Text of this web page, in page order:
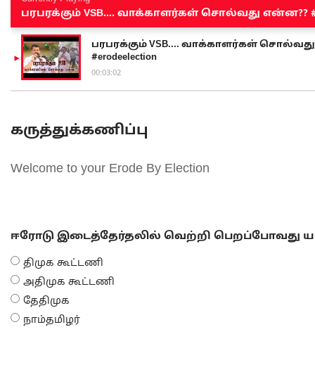
பரபரக்கும் VSB.... வாக்காளர்கள் சொல்வது என்ன??
பரபரக்கும் VSB.... வாக்காளர்கள் சொல்வது
#erodeelection
00:03:02
கருத்துக்கணிப்பு
Welcome to your Erode By Election
ஈரோடு இடைத்தேர்தலில் வெற்றி பெறப்போவது
திமுக கூட்டணி
அதிமுக கூட்டணி
தேதிமுக
நாம்தமிழர்